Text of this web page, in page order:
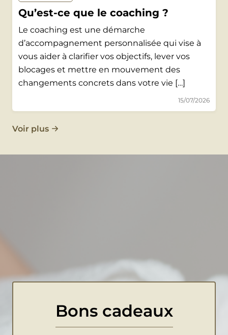
Qu’est‑ce que le coaching ?
Le coaching est une démarche
d’accompagnement personnalisée qui vise à
vous aider à clarifier vos objectifs, lever vos
blocages et mettre en mouvement des
changements concrets dans votre vie […]
15/07/2026
Voir plus
Bons cadeaux